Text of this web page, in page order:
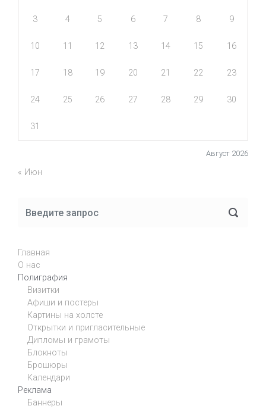
Август 2026
3 4 5 6 7 8 9
10 11 12 13 14 15 16
17 18 19 20 21 22 23
24 25 26 27 28 29 30
31
« Июн
Главная
О нас
Полиграфия
Визитки
Афиши и постеры
Картины на холсте
Открытки и пригласительные
Дипломы и грамоты
Блокноты
Брошюры
Календари
Реклама
Баннеры